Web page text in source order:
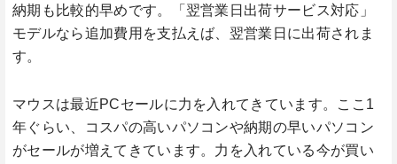
納期も比較的早めです。「翌営業日出荷サービス対応」
モデルなら追加費用を支払えば、翌営業日に出荷されま
す。
マウスは最近PCセールに力を入れてきています。ここ1
年ぐらい、コスパの高いパソコンや納期の早いパソコン
がセールが増えてきています。力を入れている今が買い